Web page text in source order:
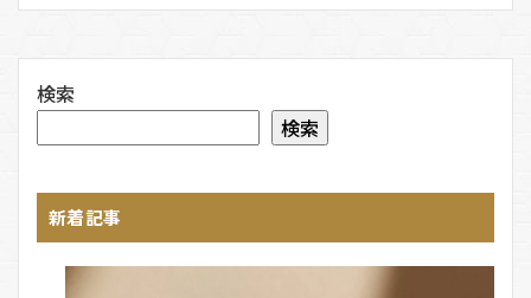
検索
検索
新着記事